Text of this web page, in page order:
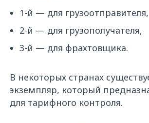
1-й — для грузоотправителя,
2-й — для грузополучателя,
3-й — для фрахтовщика.
В некоторых странах
экземпляр, который
для тарифного контроля.